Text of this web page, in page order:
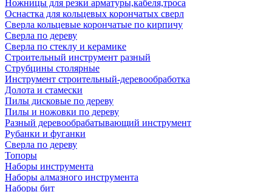
Ножницы для резки арматуры,кабеля,троса
Оснастка для кольцевых корончатых сверл
Сверла кольцевые корончатые по кирпичу
Сверла по дереву
Сверла по стеклу и керамике
Строительный инструмент разный
Струбцины столярные
Инструмент строительный-деревообработка
Долота и стамески
Пилы дисковые по дереву
Пилы и ножовки по дереву
Разный деревообрабатывающий инструмент
Рубанки и фуганки
Сверла по дереву
Топоры
Наборы инструмента
Наборы алмазного инструмента
Наборы бит